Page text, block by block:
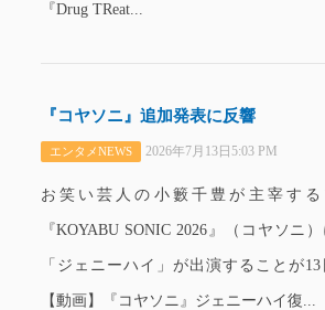
『Drug TReat...
『コヤソニ』追加発表に反響
エンタメNEWS 2026年7月13日5:03 PM
お笑い芸人の小籔千豊が主宰す
『KOYABU SONIC 2026』（コヤソニ
「ジェニーハイ」が出演することが13
【動画】『コヤソニ』ジェニーハイ復...